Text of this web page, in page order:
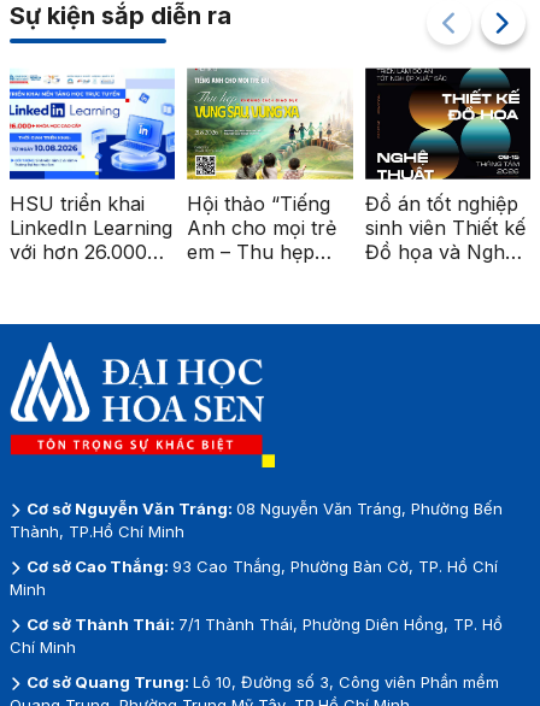
Sự kiện sắp diễn ra
HSU triển khai
LinkedIn Learning
với hơn 26.000
Hội thảo “Tiếng
Anh cho mọi trẻ
em – Thu hẹp
vùng xa”
Đồ án tốt nghiệp
sinh viên Thiết kế
Đồ họa và Nghệ
Metro Bến Thành
Cơ sở Nguyễn Văn Tráng: 08 Nguyễn Văn Tráng, Phường Bến
Thành, TP.Hồ Chí Minh
Cơ sở Cao Thắng: 93 Cao Thắng, Phường Bàn Cờ, TP. Hồ Chí
Minh
Cơ sở Thành Thái: 7/1 Thành Thái, Phường Diên Hồng, TP. Hồ
Chí Minh
Cơ sở Quang Trung: Lô 10, Đường số 3, Công viên Phần mềm